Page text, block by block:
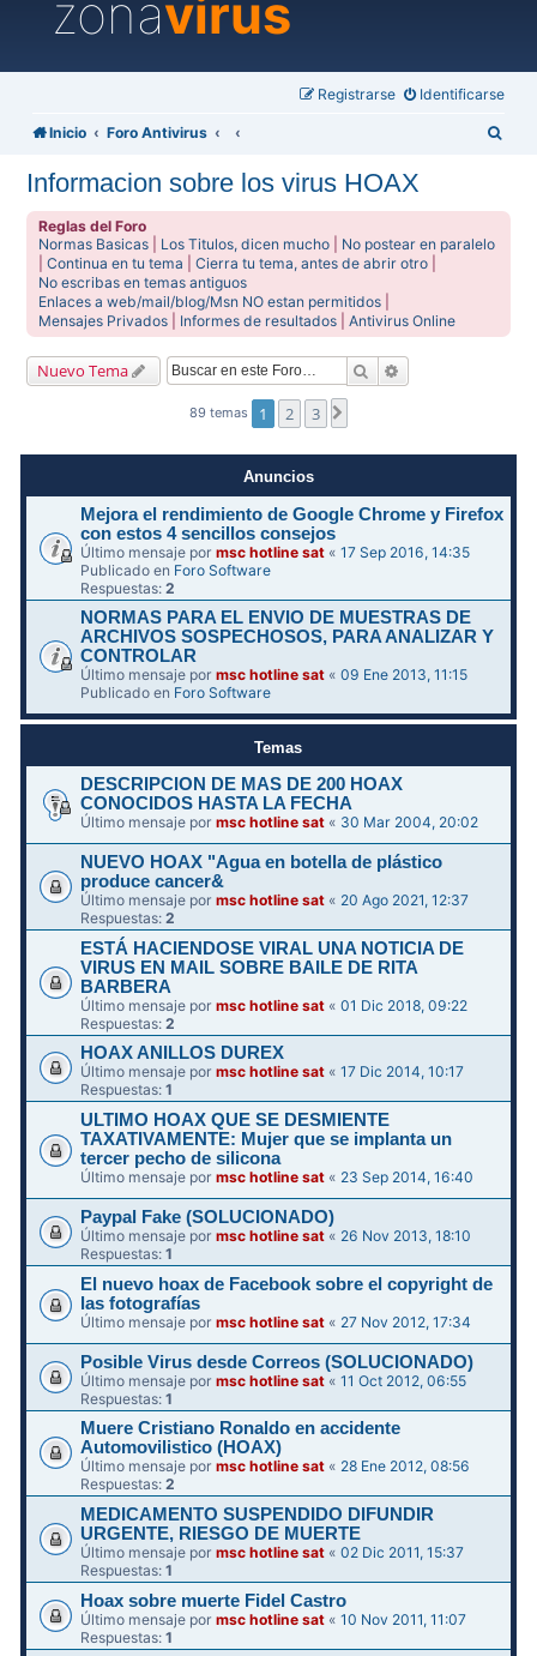
zonavirus
Identificarse
Registrarse
Inicio Foro Antivirus
Informacion sobre los virus HOAX
Reglas del Foro
Normas Basicas
Los Titulos, dicen mucho
No postear en paralelo
|Continua en tu tema |Cierra tu tema, antes de abrir otro
No escribas en temas antiguos
Enlaces a web/mail/blog/Msn NO estan permitidos
Mensajes Privados
Informes de resultados |Antivirus Online
Nuevo Tema Buscar
89 temas 1 2 3
Anuncios
Mejora el rendimiento de Google Chrome y Firefox
con estos 4 sencillos consejos
Último mensaje pormsc hotline sat «17 Sep 2016, 14:35
Publicado en Foro Software
Respuestas:2
NORMAS PARA EL ENVIO DE MUESTRAS DE
ARCHIVOS SOSPECHOSOS, PARA ANALIZAR Y
CONTROLAR
Último mensaje pormsc hotline sat «09 Ene 2013, 11:15
Publicado en Foro Software
Temas
DESCRIPCION DE MAS DE 200 HOAX
CONOCIDOS HASTA LA FECHA
Último mensaje pormsc hotline sat « 30 Mar 2004, 20:02
NUEVO HOAX "Agua en botella de plástico
produce cancer&
Último mensaje pormsc hotline sat « 20 Ago 2021, 12:37
Respuestas:2
ESTÁ HACIENDOSE VIRAL UNA NOTICIA DE
VIRUS EN MAIL SOBRE BAILE DE RITA
BARBERA
Último mensaje pormsc hotline sat «01 Dic 2018, 09:22
Respuestas:2
HOAX ANILLOS DUREX
Último mensaje pormsc hotline sat «17 Dic 2014, 10:17
Respuestas:1
ULTIMO HOAX QUE SE DESMIENTE
TAXATIVAMENTE: Mujer que se implanta un
tercer pecho de silicona
Último mensaje pormsc hotline sat « 23 Sep 2014, 16:40
Paypal Fake (SOLUCIONADO)
Último mensaje pormsc hotline sat « 26 Nov 2013, 18:10
Respuestas:1
El nuevo hoax de Facebook sobre el copyright de
las fotografías
Último mensaje pormsc hotline sat « 27 Nov 2012, 17:34
Posible Virus desde Correos (SOLUCIONADO)
Último mensaje pormsc hotline sat «11 Oct 2012, 06:55
Respuestas:1
Muere Cristiano Ronaldo en accidente
Automovilistico (HOAX)
Último mensaje pormsc hotline sat « 28 Ene 2012, 08:56
Respuestas:2
MEDICAMENTO SUSPENDIDO DIFUNDIR
Último mensaje pormsc hotline sat «02 Dic 2011, 15:37
Respuestas:1
Hoax sobre muerte Fidel Castro
Último mensaje pormsc hotline sat «10 Nov 2011, 11:07
Respuestas:1